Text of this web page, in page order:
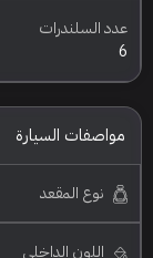
عدد السلندرات
6
مواصفات السيارة
نوع المقعد
اللون الداخلي